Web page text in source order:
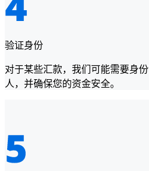
验证身份
对于某些汇款，我们可能需要身
人，并确保您的资金安全。